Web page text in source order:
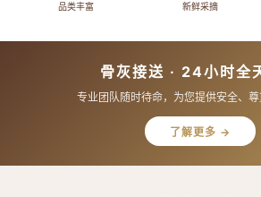
品类丰富
新鲜采摘
骨灰接送 · 24小时全
专业团队随时待命，为您提供安全、
了解更多 →